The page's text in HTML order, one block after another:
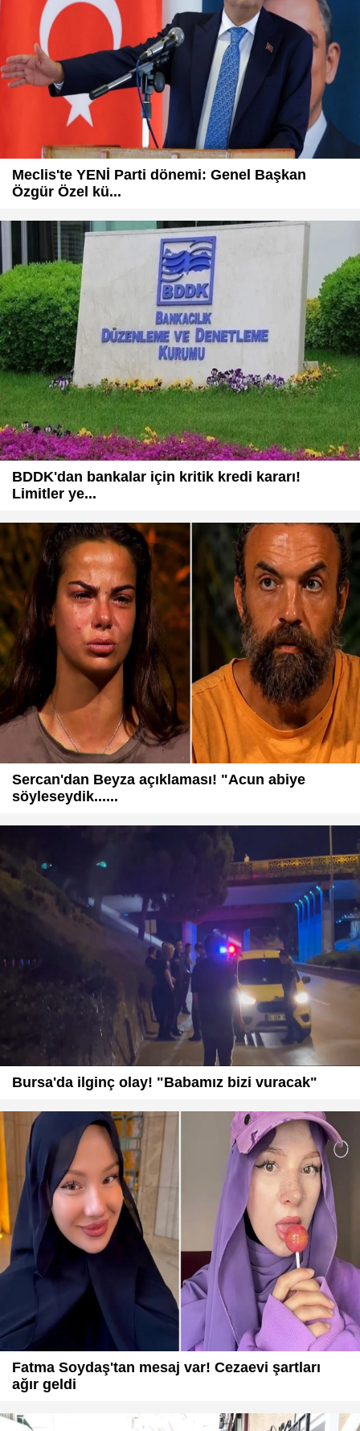
Meclis'te YENİ Parti dönemi: Genel Başkan
Özgür Özel kü...
BDDK'dan bankalar için kritik kredi kararı!
Limitler ye...
Sercan'dan Beyza açıklaması! "Acun abiye
söyleseydik......
Bursa'da ilginç olay! "Babamız bizi vuracak"
Fatma Soydaş'tan mesaj var! Cezaevi şartları
ağır geldi